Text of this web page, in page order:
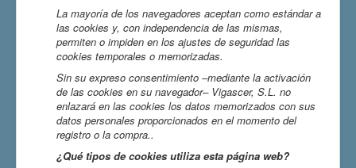
La mayoría de los navegadores aceptan como estándar a
las cookies y, con independencia de las mismas,
permiten o impiden en los ajustes de seguridad las
cookies temporales o memorizadas.
Sin su expreso consentimiento –mediante la activación
de las cookies en su navegador– Vigascer, S.L. no
enlazará en las cookies los datos memorizados con sus
datos personales proporcionados en el momento del
registro o la compra..
¿Qué tipos de cookies utiliza esta página web?